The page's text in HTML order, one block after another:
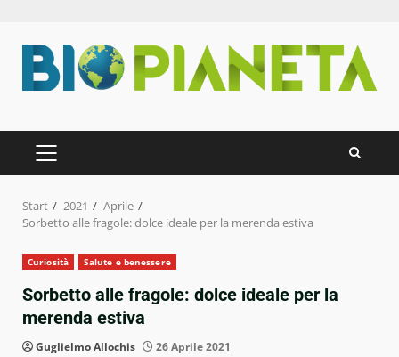
Inhalt
springen
PRIMÄRES
MENÜ
Start 2021
Aprile
Sorbetto alle fragole: dolce ideale per la merenda estiva
Curiosità Salute e benessere
Sorbetto alle fragole: dolce ideale per la
merenda estiva
Guglielmo Allochis 26 Aprile 2021